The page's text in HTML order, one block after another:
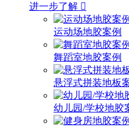
进一步了解 
运动场地胶案例
舞蹈室地胶案例
悬浮式拼装地板
幼儿园/学校地胶